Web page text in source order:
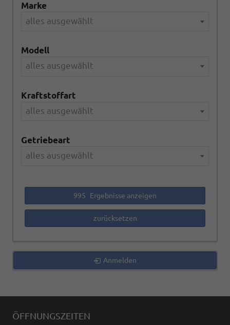
Marke
alles ausgewählt
Modell
alles ausgewählt
Kraftstoffart
alles ausgewählt
Getriebeart
alles ausgewählt
995 Ergebnisse anzeigen
zurücksetzen
Anmelden
ÖFFNUNGSZEITEN